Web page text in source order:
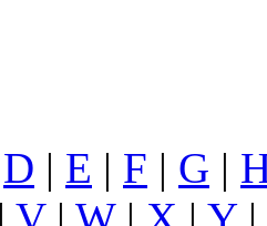
D | E | F | G |